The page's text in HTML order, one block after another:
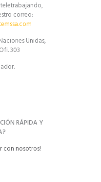
correo:
Unidas,
303
RÁPIDA Y
con nosotros!